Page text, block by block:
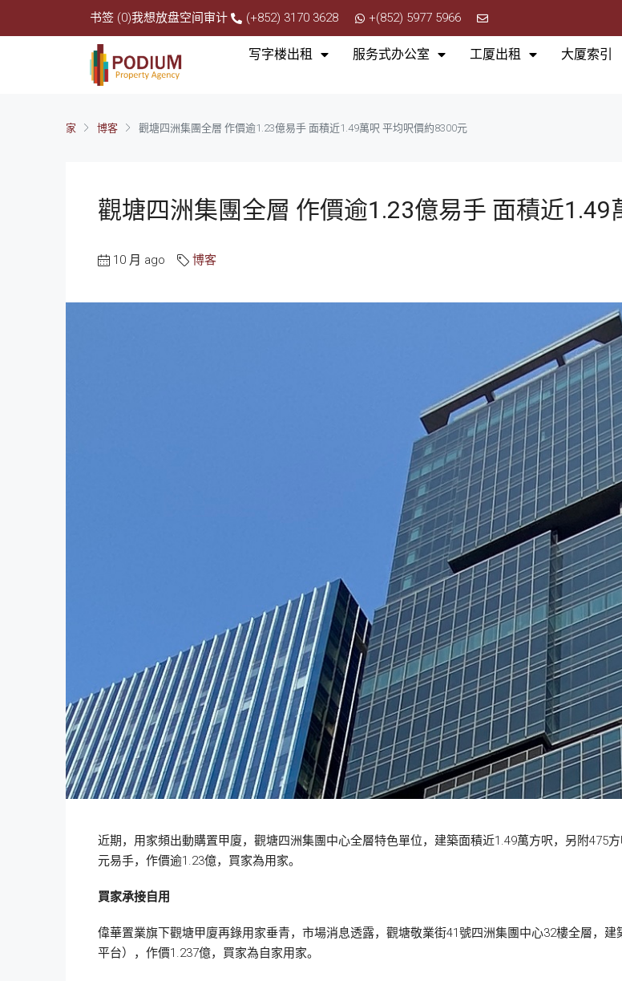
书签 (0)我想放盘空间审计 (+852) 3170 3628 +(852) 5977 5966
写字楼出租 服务式办公室 工厦出租 大厦索引
家 博客 觀塘四洲集團全層 作價逾1.23億易手 面積近1.49萬呎 平均呎價約8300元
觀塘四洲集團全層 作價逾1.23億易手 面積近
10 月 ago 博客
近期，用家頻出動購置甲廈，觀塘四洲集團中心全層特色單位，建築面積近1.49萬方呎，另附475
元易手，作價逾1.23億，買家為用家。
買家承接自用
偉華置業旗下觀塘甲廈再錄用家垂青，市場消息透露，觀塘敬業街41號四洲集團中心32樓全層，
平台），作價1.237億，買家為自家用家。